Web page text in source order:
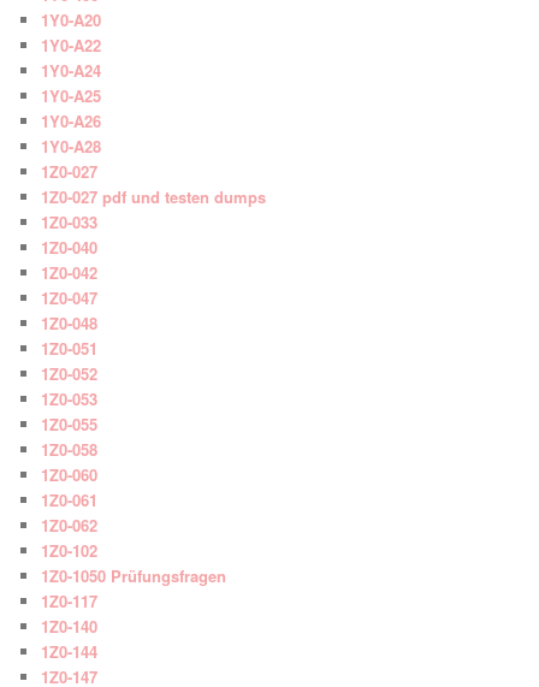
1Y0-A20
1Y0-A22
1Y0-A24
1Y0-A25
1Y0-A26
1Y0-A28
1Z0-027
1Z0-027 pdf und testen dumps
1Z0-033
1Z0-040
1Z0-042
1Z0-047
1Z0-048
1Z0-051
1Z0-052
1Z0-053
1Z0-055
1Z0-058
1Z0-060
1Z0-061
1Z0-062
1Z0-102
1Z0-1050 Prüfungsfragen
1Z0-117
1Z0-140
1Z0-144
1Z0-147